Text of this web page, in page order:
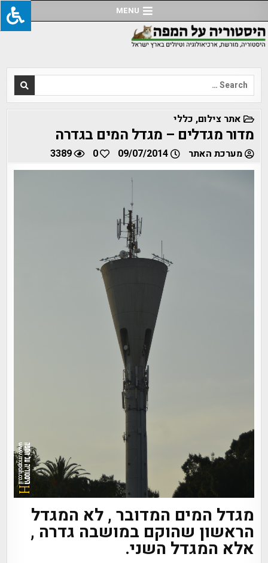
to
content
MENU
Search
for:
POSTED
IN
אתר צילום, כללי
מדור מגדלים – מגדל המים בגדרה
מערכת האתר 09/07/2014
0
3389
מגדל המים המדובר , לא המגדל
הראשון שהוקם במושבה גדרה ,
אלא המגדל השני.